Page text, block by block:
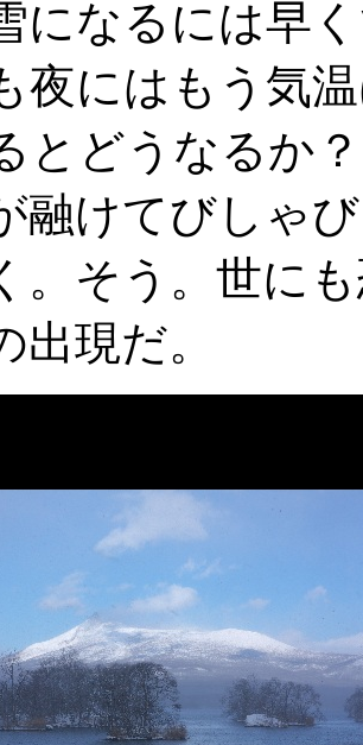
になるには早
夜にはもう気
とどうなるか？
融けてびしゃ
。そう。世に
出現だ。